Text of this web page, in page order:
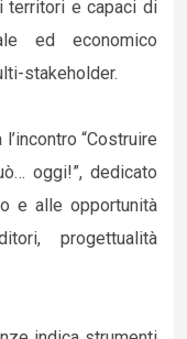
territori e capaci di
ed economico
stakeholder.
l’incontro “Costruire
oggi!”, dedicato
e alle opportunità
progettualità